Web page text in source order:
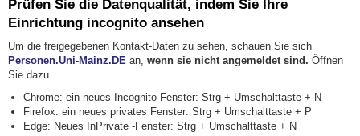
Prüfen Sie die Datenqualität, indem Sie Ihre
Einrichtung incognito ansehen
Um die freigegebenen Kontakt-Daten zu sehen, schauen Sie sich
Personen.Uni-Mainz.DE an, wenn sie nicht angemeldet sind. Öffnen
Sie dazu
Chrome: ein neues Incognito-Fenster: Strg + Umschalttaste + N
Firefox: ein neues privates Fenster: Strg + Umschalttaste + P
Edge: Neues InPrivate -Fenster: Strg + Umschalttaste + N